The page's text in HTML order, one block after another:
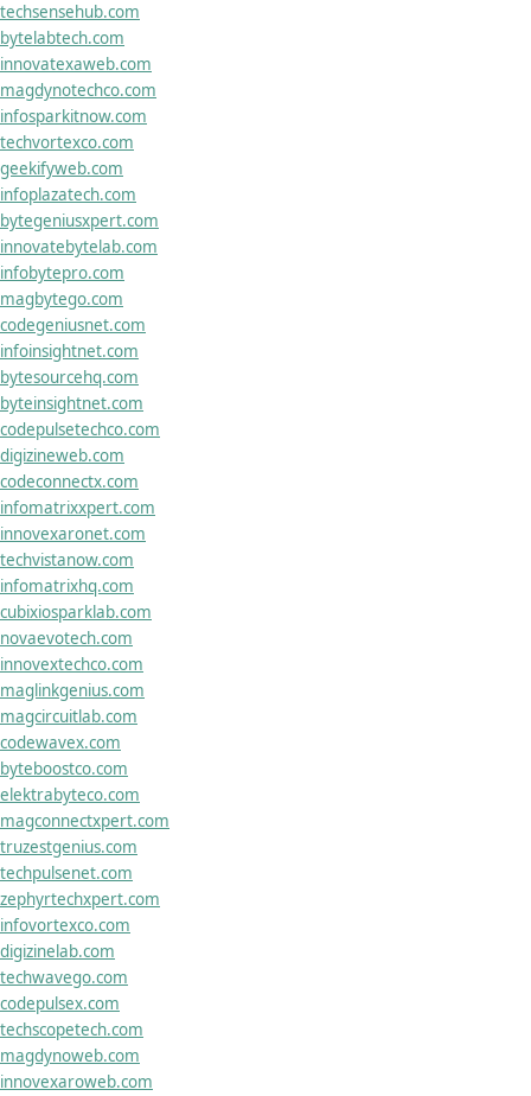
techsensehub.com
bytelabtech.com
innovatexaweb.com
magdynotechco.com
infosparkitnow.com
techvortexco.com
geekifyweb.com
infoplazatech.com
bytegeniusxpert.com
innovatebytelab.com
infobytepro.com
magbytego.com
codegeniusnet.com
infoinsightnet.com
bytesourcehq.com
byteinsightnet.com
codepulsetechco.com
digizineweb.com
codeconnectx.com
infomatrixxpert.com
innovexaronet.com
techvistanow.com
infomatrixhq.com
cubixiosparklab.com
novaevotech.com
innovextechco.com
maglinkgenius.com
magcircuitlab.com
codewavex.com
byteboostco.com
elektrabyteco.com
magconnectxpert.com
truzestgenius.com
techpulsenet.com
zephyrtechxpert.com
infovortexco.com
digizinelab.com
techwavego.com
codepulsex.com
techscopetech.com
magdynoweb.com
innovexaroweb.com